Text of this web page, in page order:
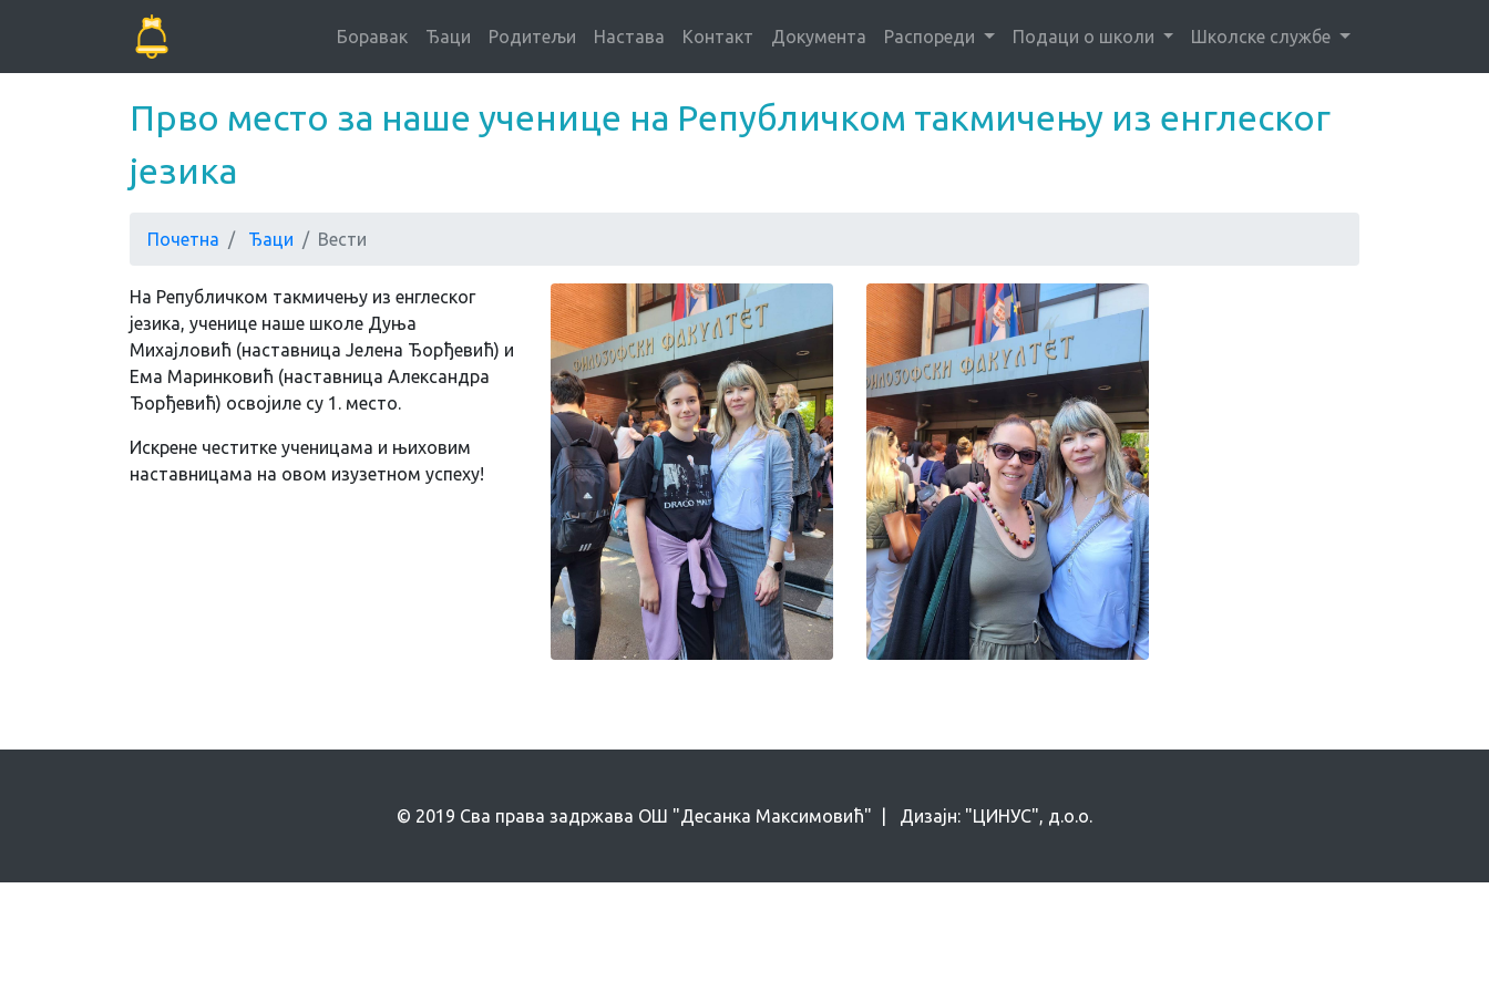
Боравак Ђаци Родитељи Настава Контакт Документа Распореди Подаци о школи Школске службе
Прво место за наше ученице на Републичком такмичењу из енглеског
језика
Почетна Ђаци Вести
На Републичком такмичењу из енглеског
језика, ученице наше школе Дуња
Михајловић (наставница Јелена Ђорђевић) и
Ема Маринковић (наставница Александра
Ђорђевић) освојиле су 1. место.
Искрене честитке ученицама и њиховим
наставницама на овом изузетном успеху!
© 2019 Сва права задржава ОШ "Десанка Максимовић" | Дизајн: "ЦИНУС", д.о.о.